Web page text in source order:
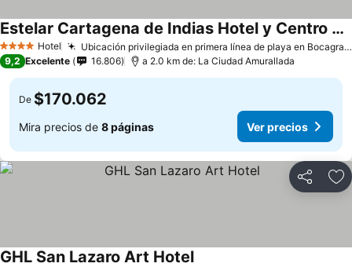
4 EstrellasHotel Ubicación privilegiada en primera línea de playa en Bocagrande
Estelar Cartagena de Indias Hotel y Centro de Convenciones
9,2 Excelente 16.806 a 2.0 km de: La Ciudad Amurallada
De $170.062
Mira precios de 8 páginas Ver precios
Compartir
GHL San Lazaro Art Hotel